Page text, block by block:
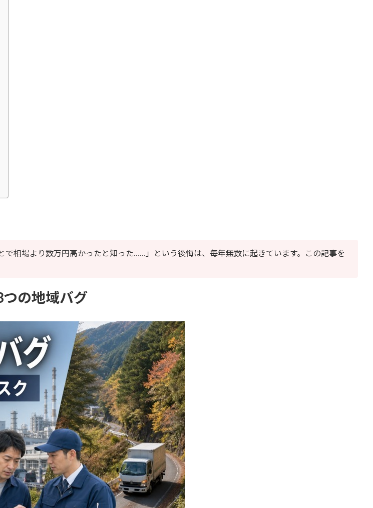
で相場より数万円高かったと知った……」という後悔は、毎年無数に起きています。この記事を
の地域バグ